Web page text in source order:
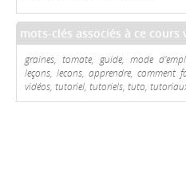
mots-clés associés à ce cours
graines, tomate, guide, mode
leçons, lecons, apprendre, comment
vidéos, tutoriel, tutoriels, tuto,